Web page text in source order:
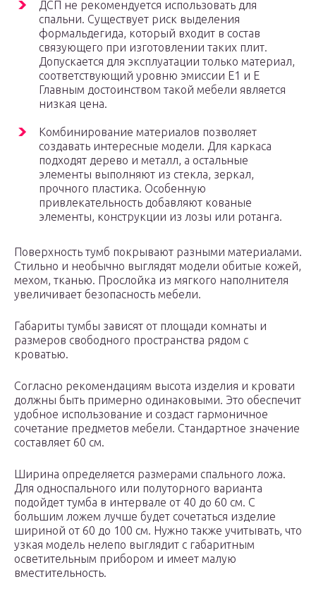
ДСП не рекомендуется использовать для
спальни. Существует риск выделения
формальдегида, который входит в состав
связующего при изготовлении таких плит.
Допускается для эксплуатации только материал,
соответствующий уровню эмиссии E1 и E
Главным достоинством такой мебели является
низкая цена.
Комбинирование материалов позволяет
создавать интересные модели. Для каркаса
подходят дерево и металл, а остальные
элементы выполняют из стекла, зеркал,
прочного пластика. Особенную
привлекательность добавляют кованые
элементы, конструкции из лозы или ротанга.
Поверхность тумб покрывают разными материалами.
Стильно и необычно выглядят модели обитые кожей,
мехом, тканью. Прослойка из мягкого наполнителя
увеличивает безопасность мебели.
Габариты тумбы зависят от площади комнаты и
размеров свободного пространства рядом с
кроватью.
Согласно рекомендациям высота изделия и кровати
должны быть примерно одинаковыми. Это обеспечит
удобное использование и создаст гармоничное
сочетание предметов мебели. Стандартное значение
составляет 60 см.
Ширина определяется размерами спального ложа.
Для односпального или полуторного варианта
подойдет тумба в интервале от 40 до 60 см. С
большим ложем лучше будет сочетаться изделие
шириной от 60 до 100 см. Нужно также учитывать, что
узкая модель нелепо выглядит с габаритным
осветительным прибором и имеет малую
вместительность.